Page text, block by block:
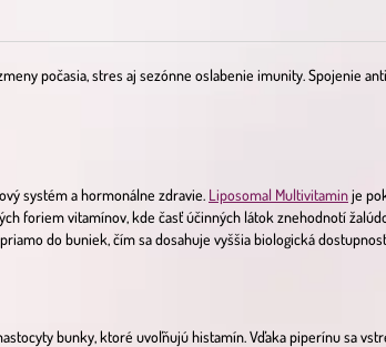
počasia, stres aj sezónne oslabenie imunity. Spojenie
systém a hormonálne zdravie. Liposomal Multivitaminje
foriem vitamínov, kde časť účinných látok znehodnotí
do buniek, čím sa dosahuje vyššia biologická
bunky, ktoré uvoľňujú histamín. Vďaka piperínu sa